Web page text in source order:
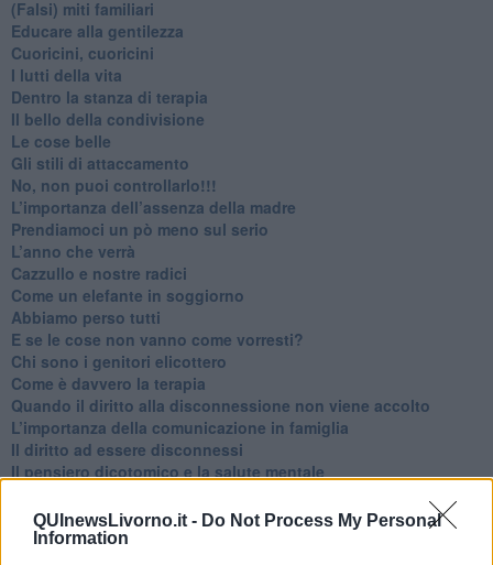
QUInewsLivorno.it - Do Not Process My Personal
Information
​(Falsi) miti familiari
​Educare alla gentilezza
​Cuoricini, cuoricini
I lutti della vita
​Dentro la stanza di terapia
​Il bello della condivisione
Le cose belle
​Gli stili di attaccamento
No, non puoi controllarlo!!!
​L’importanza dell’assenza della madre
​Prendiamoci un pò meno sul serio
​L’anno che verrà
​Cazzullo e nostre radici
​Come un elefante in soggiorno
​Abbiamo perso tutti
E se le cose non vanno come vorresti?
​Chi sono i genitori elicottero
Come è davvero la terapia
Quando il diritto alla disconnessione non viene accolto
​L’importanza della comunicazione in famiglia
​Il diritto ad essere disconnessi
​Il pensiero dicotomico e la salute mentale
​La Clownterapia
​Differenze tra persone frustrate e non